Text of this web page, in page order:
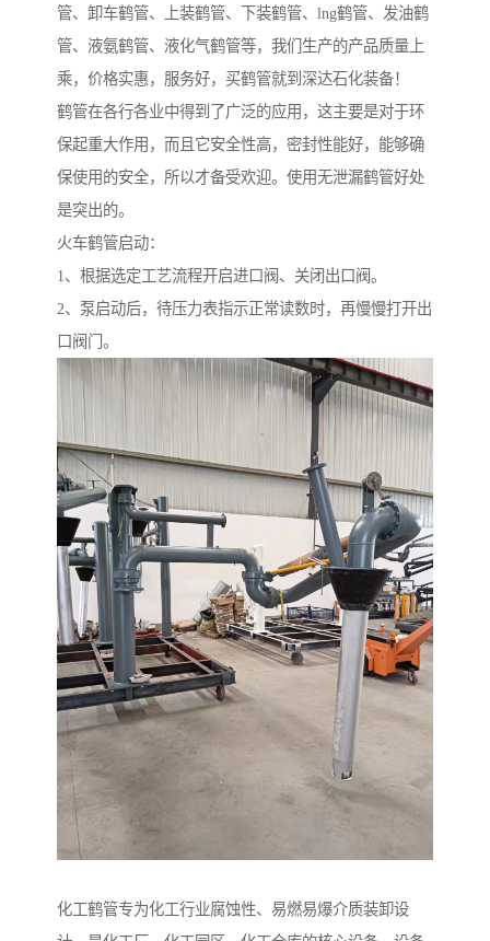
管、卸车鹤管、上装鹤管、下装鹤管、lng鹤管、发油鹤
管、液氨鹤管、液化气鹤管等，我们生产的产品质量上
乘，价格实惠，服务好，买鹤管就到深达石化装备！
鹤管在各行各业中得到了广泛的应用，这主要是对于环
保起重大作用，而且它安全性高，密封性能好，能够确
保使用的安全，所以才备受欢迎。使用无泄漏鹤管好处
是突出的。
火车鹤管启动：
1、根据选定工艺流程开启进口阀、关闭出口阀。
2、泵启动后，待压力表指示正常读数时，再慢慢打开出
口阀门。
化工鹤管专为化工行业腐蚀性、易燃易爆介质装卸设